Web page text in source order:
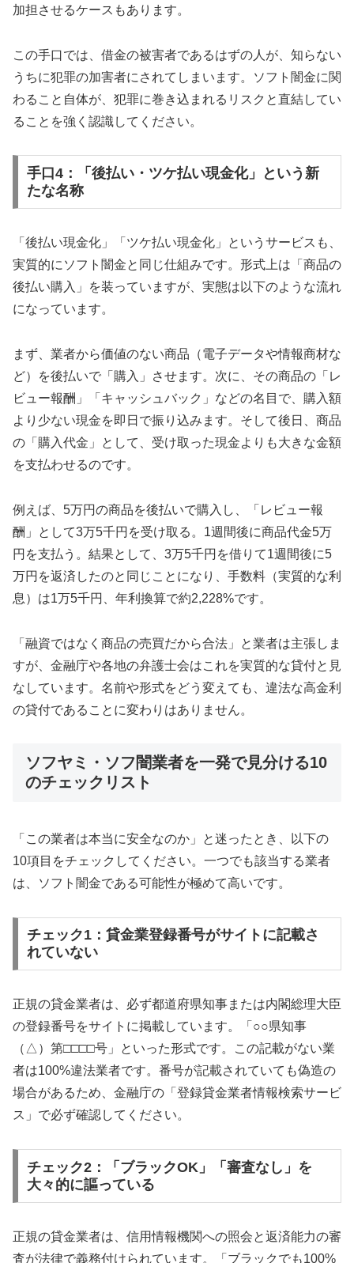
加担させるケースもあります。
この手口では、借金の被害者であるはずの人が、知らない
うちに犯罪の加害者にされてしまいます。ソフト闇金に関
わること自体が、犯罪に巻き込まれるリスクと直結してい
ることを強く認識してください。
手口4：「後払い・ツケ払い現金化」という新
たな名称
「後払い現金化」「ツケ払い現金化」というサービスも、
実質的にソフト闇金と同じ仕組みです。形式上は「商品の
後払い購入」を装っていますが、実態は以下のような流れ
になっています。
まず、業者から価値のない商品（電子データや情報商材な
ど）を後払いで「購入」させます。次に、その商品の「レ
ビュー報酬」「キャッシュバック」などの名目で、購入額
より少ない現金を即日で振り込みます。そして後日、商品
の「購入代金」として、受け取った現金よりも大きな金額
を支払わせるのです。
例えば、5万円の商品を後払いで購入し、「レビュー報
酬」として3万5千円を受け取る。1週間後に商品代金5万
円を支払う。結果として、3万5千円を借りて1週間後に5
万円を返済したのと同じことになり、手数料（実質的な利
息）は1万5千円、年利換算で約2,228%です。
「融資ではなく商品の売買だから合法」と業者は主張しま
すが、金融庁や各地の弁護士会はこれを実質的な貸付と見
なしています。名前や形式をどう変えても、違法な高金利
の貸付であることに変わりはありません。
ソフヤミ・ソフ闇業者を一発で見分ける10
のチェックリスト
「この業者は本当に安全なのか」と迷ったとき、以下の
10項目をチェックしてください。一つでも該当する業者
は、ソフト闇金である可能性が極めて高いです。
チェック1：貸金業登録番号がサイトに記載さ
れていない
正規の貸金業者は、必ず都道府県知事または内閣総理大臣
の登録番号をサイトに掲載しています。「○○県知事
（△）第□□□□号」といった形式です。この記載がない業
者は100%違法業者です。番号が記載されていても偽造の
場合があるため、金融庁の「登録貸金業者情報検索サービ
ス」で必ず確認してください。
チェック2：「ブラックOK」「審査なし」を
大々的に謳っている
正規の貸金業者は、信用情報機関への照会と返済能力の審
査が法律で義務付けられています。「ブラックでも100%